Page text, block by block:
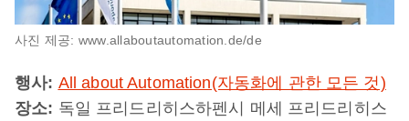
사진 제공: www.allaboutautomation.de/de
행사: All about Automation(자동화에 관한 모든 것)
장소: 독일 프리드리히스하펜시 메세 프리드리히스